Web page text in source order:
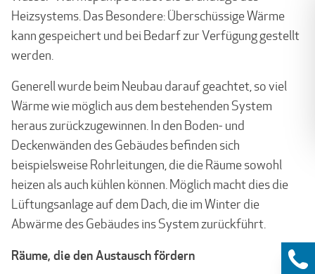
Heizsystems. Das Besondere: Überschüssige Wärme
kann gespeichert und bei Bedarf zur Verfügung gestellt
werden.
Generell wurde beim Neubau darauf geachtet, so viel
Wärme wie möglich aus dem bestehenden System
heraus zurückzugewinnen. In den Boden- und
Deckenwänden des Gebäudes befinden sich
beispielsweise Rohrleitungen, die die Räume sowohl
heizen als auch kühlen können. Möglich macht dies die
Lüftungsanlage auf dem Dach, die im Winter die
Abwärme des Gebäudes ins System zurückführt.
Räume, die den Austausch fördern